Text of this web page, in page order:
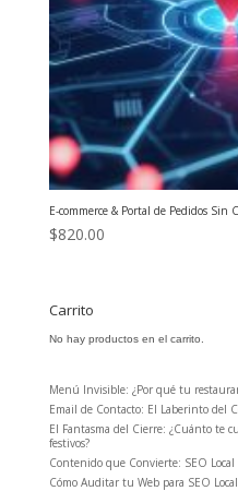
E-commerce & Portal de Pedidos Sin
$820.00
Carrito
No hay productos en el carrito.
Menú Invisible: ¿Por qué tu
Email de Contacto: El Laberinto del
El Fantasma del Cierre: ¿Cuánto te
festivos?
Contenido que Convierte: SEO
Cómo Auditar tu Web para SEO